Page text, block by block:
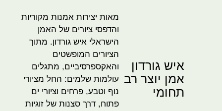
איש גורדון
אמן יוצר רב
תחומי
מאות יצירות אמנות מקוריות
והדפסי ציורים של האמן
הישראלי איש גורדון. מתוך
הציורים המופשטים
והאקספרסיביים, מתגלים
עולמות שלמים: החל מציורי
נוף וטבע, פרחים וציורי ים
פתוח, דרך סצנות של זוגיות